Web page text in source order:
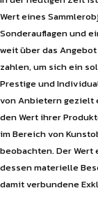
Wert eines
Sonderauflagen und
weit über das
zahlen, um sich ein
Prestige und
von Anbietern gezielt
den Wert ihrer
im Bereich von
beobachten. Der
dessen materielle
damit verbundene